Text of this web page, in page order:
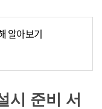
알아보기
시 준비 서